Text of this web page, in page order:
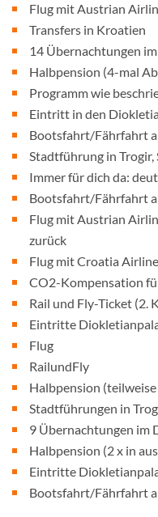
Flug mit Austrian
Transfers in Kroatien
14 Übernachtungen
Halbpension (4-mal
Programm wie
Eintritt in den
Bootsfahrt/Fährfahrt
Stadtführung in
Immer für dich da:
Bootsfahrt/Fährfahrt
Flug mit Austrian
zurück
Flug mit Croatia
CO2-Kompensation
Rail und Fly-Ticket (2.
Eintritte
Flug
RailundFly
Halbpension
Stadtführungen in
9 Übernachtungen im
Halbpension (2 x in
Eintritte
Bootsfahrt/Fährfahrt